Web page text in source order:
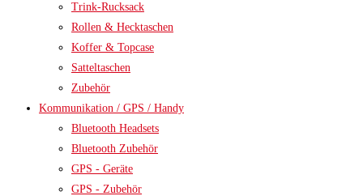
Trink-Rucksack
Rollen & Hecktaschen
Koffer & Topcase
Satteltaschen
Zubehör
Kommunikation / GPS / Handy
Bluetooth Headsets
Bluetooth Zubehör
GPS - Geräte
GPS - Zubehör